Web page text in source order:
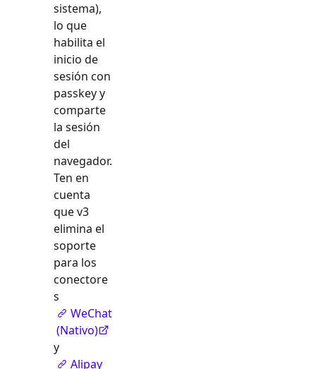
sistema),
lo que
habilita el
inicio de
sesión con
passkey y
comparte
la sesión
del
navegador.
Ten en
cuenta
que v3
elimina el
soporte
para los
conectore
s
WeChat
(Nativo)
y
Alipay